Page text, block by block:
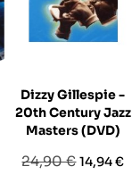
Dizzy Gillespie -
20th Century Jazz
Masters (DVD)
Prezzo
24,90 €Prezzo
14,94 €